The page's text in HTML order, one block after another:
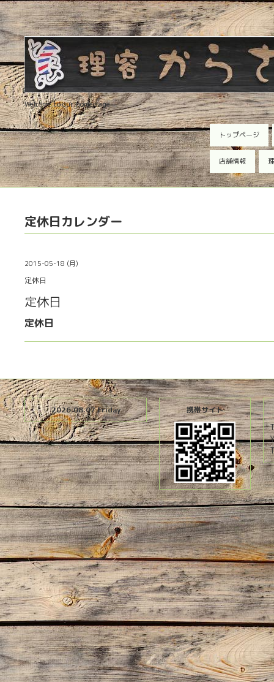
Welcome to our homepage
トップページ
店舗情報
定休日カレンダー
2015-05-18 (月)
定休日
定休日
定休日
2026.08.07 Friday 携帯サイト